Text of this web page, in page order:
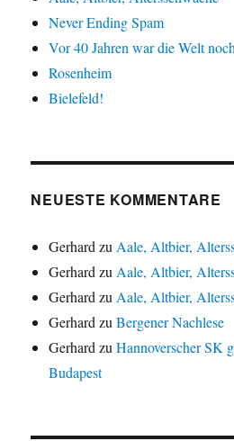
Never Ending Spam
Vor 40 Jahren war die Welt
Rosenheim
Bielefeld!
NEUESTE KOMMENTARE
Gerhard zu Aale, Altbier,
Gerhard zu Aale, Altbier,
Gerhard zu Aale, Altbier,
Gerhard zuBergener Nachlese
Gerhard zuHannoverscher SK
Budapest